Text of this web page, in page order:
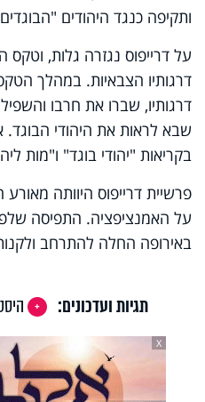
ותקיפה כנגד היהודים
על דרייפוס נגזרה גלות,
דרגותיו הצבאיות. במהלך
דרגותיו, שברו את חרבו
שבא לראות את היהודי הבוגד.
בקריאות "יהודי בוגד" ו"מות
פרשיית דרייפוס היוותה
על האמנציפציה. התפיסה
באירופה החלה להתרחב
תגיות ועדכונים:
X